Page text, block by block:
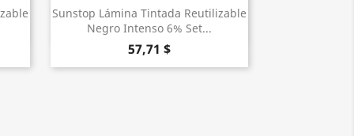
Sunstop Lámina Tintada Reutilizable
Negro Intenso 6% Set...
57,71 $
Vista rápida